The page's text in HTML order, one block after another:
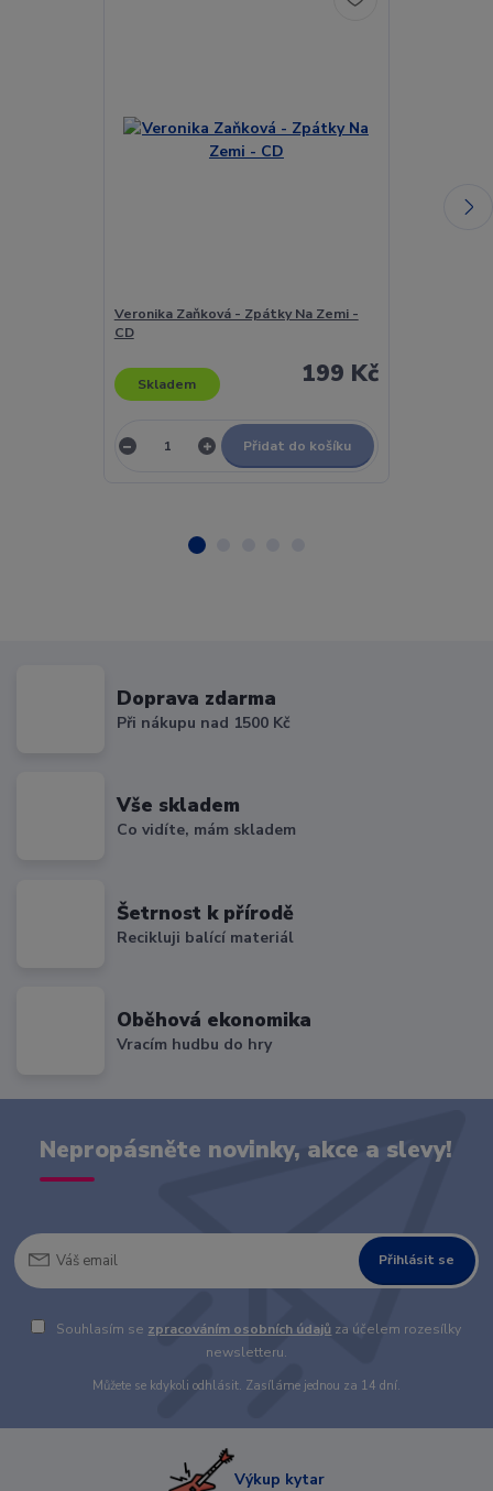
Veronika Zaňková - Zpátky Na Zemi -
CD
199 Kč
Skladem
Přidat do košíku
Doprava zdarma
Při nákupu nad 1500 Kč
Vše skladem
Co vidíte, mám skladem
Šetrnost k přírodě
Recikluji balící materiál
Oběhová ekonomika
Vracím hudbu do hry
Nepropásněte novinky, akce a slevy!
Přihlásit se
Souhlasím se zpracováním osobních údajů za účelem rozesílky
newsletteru.
Můžete se kdykoli odhlásit. Zasíláme jednou za 14 dní.
Výkup kytar